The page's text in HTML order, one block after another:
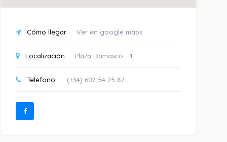
Cómo llegar Ver en google maps
Localización Plaza Damasco - 1
Teléfono: (+34) 602 54 75 87